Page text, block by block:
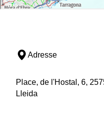
Adresse
Place, de l'Hostal, 6,
Lleida